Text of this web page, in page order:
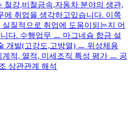
철강,비철금속,자동차 분야의 생관,
에 취업을 생각하고있습니다. 이쪽
질적으로 취업에 도움이되는지 어
다. 수행업무 ㅡ 마그네슘 합금 설
개발(고강도,고방열) ㅡ 위성체용
적, 열적, 미세조직 특성 평가 ㅡ 공
상관관계 해석